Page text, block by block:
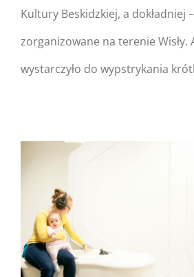
Beskidzkiej –
Kultury Beskidzkiej, a dokładniej
zorganizowane na terenie Wisły.
wystarczyło do wypstrykania
Warning:
/home/nipo/
content/themes/
Warning: Trying